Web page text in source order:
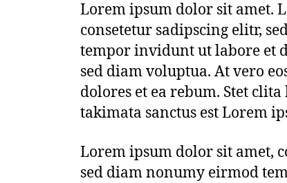
Lorem ipsum dolor sit amet.
consetetur sadipscing elitr,
tempor invidunt ut labore et
sed diam voluptua. At vero
dolores et ea rebum. Stet
takimata sanctus est Lorem
Lorem ipsum dolor sit amet,
sed diam nonumy eirmod